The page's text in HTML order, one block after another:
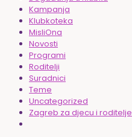
Kampanja
Klubkoteka
MisliOna
Novosti
Programi
Roditelji
Suradnici
Teme
Uncategorized
Zagreb za djecu i roditelje